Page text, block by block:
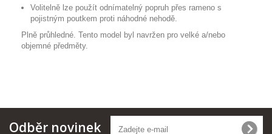
Volitelně lze použít odnímatelný popruh přes rameno s
pojistným poutkem proti náhodné nehodě.
Plně průhledné. Tento model byl navržen pro velké a/nebo
objemné předměty.
Odběr novinek